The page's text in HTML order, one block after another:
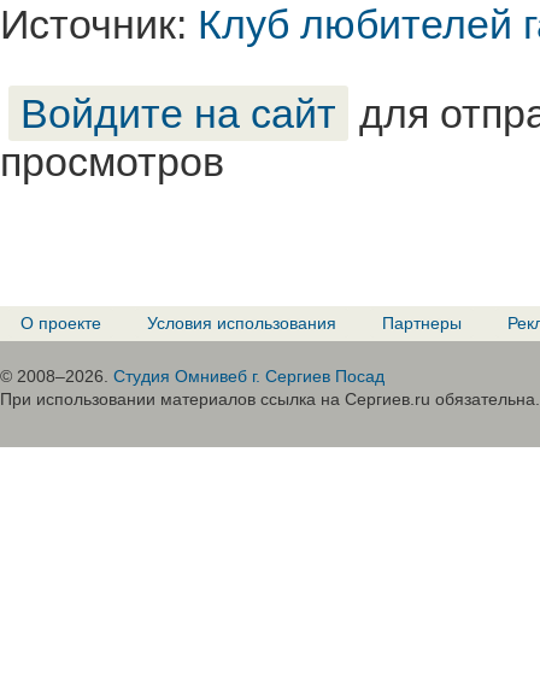
Источник: Клуб любителей
Войдите на сайт для
просмотров
О проекте Условия использования Партнеры
© 2008–2026. Студия Омнивеб г. Сергиев Посад
При использовании материалов ссылка на Сергиев.ru обязательна.